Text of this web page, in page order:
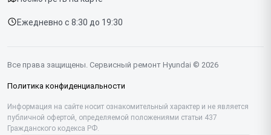
Диагностика
Контакты
Посудомоечных машин
Саундбаров
Стиральных машин
Ежедневно с 8:30 до 19:30
Все права защищены. Сервисный ремонт Hyundai © 2026
Политика конфиденциальности
Информация на сайте носит ознакомительный характер и не является
публичной офертой, определяемой положениями статьи 437
Гражданского кодекса РФ.